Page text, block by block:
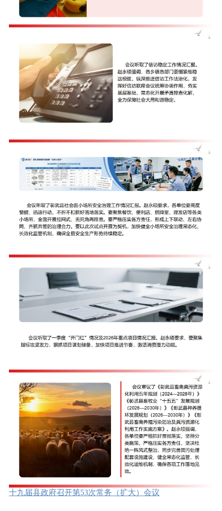
十九届县政府召开第53次常务（扩大）会议